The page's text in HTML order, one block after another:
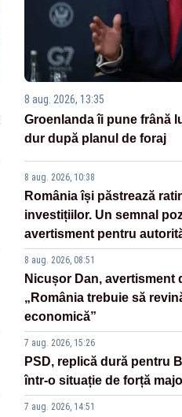
8 aug. 2026, 13:35
Groenlanda îi pune frână
dur după planul de foraj
8 aug. 2026, 10:38
România își păstrează
investițiilor. Un semnal
avertisment pentru
8 aug. 2026, 08:51
Nicușor Dan, avertisment
„România trebuie să
economică”
7 aug. 2026, 15:26
PSD, replică dură pentru
într-o situație de forță
7 aug. 2026, 14:51